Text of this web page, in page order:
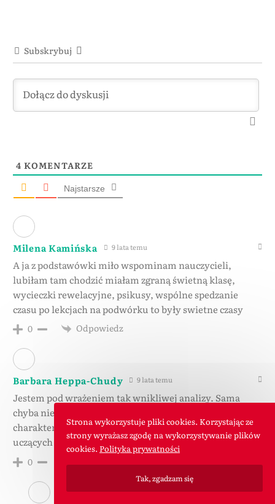
Subskrybuj
4 KOMENTARZE
Najstarsze
Milena Kamińska 9 lata temu
A ja z podstawówki miło wspominam nauczycieli,
lubiłam tam chodzić miałam zgraną świetną klasę,
wycieczki rewelacyjne, psikusy, wspólne spedzanie
czasu po lekcjach na podwórku to były swietne czasy
0 Odpowiedz
Barbara Heppa-Chudy 9 lata temu
Jestem pod wrażeniem tak wnikliwej analizy. Sama
chyba nie byłabym w stanie doszukać się tylu
charakterystycznych cech/ wartości/ zachowań dla
uczących mnie nauczycieli.
0
Strona wykorzystuje pliki cookies. Korzystając ze
strony wyrażasz zgodę na wykorzystywanie plików
cookies. Polityka prywatności
Tak, zgadzam się